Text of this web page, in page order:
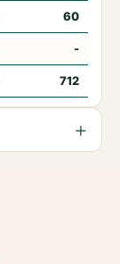
60
-
712